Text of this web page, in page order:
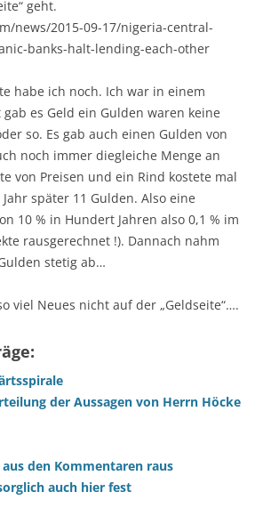
geht.
news/2015-09-17/nigeria-central-
banks-halt-lending-each-other
habe ich noch. Ich war in einem
es Geld ein Gulden waren keine
so. Es gab auch einen Gulden von
noch immer diegleiche Menge an
von Preisen und ein Rind kostete mal
später 11 Gulden. Also eine
10 % in Hundert Jahren also 0,1 % im
rausgerechnet !). Dannach nahm
stetig ab…
viel Neues nicht auf der „Geldseite“….
der Aussagen von Herrn Höcke
den Kommentaren raus
auch hier fest